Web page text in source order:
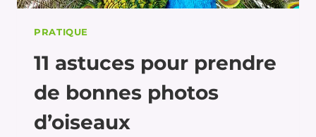
PRATIQUE
11 astuces pour prendre
de bonnes photos
d’oiseaux